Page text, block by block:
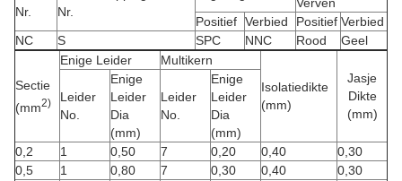
Nr.
Nr.
Positief Verbied Positief Verbied
NC
S SPC NNC Rood Geel
Sectie
(mm2)
Enige Leider
Multikern
Isolatiedikte
(mm)
Jasje
Dikte
(mm)
Leider
No.
Enige
Leider
Dia
(mm)
Leider
No.
Enige
Leider
Dia
(mm)
0,2
1 0,50 7 0,20 0,40
0,30
0,5
1 0,80 7 0,30 0,40 0,30